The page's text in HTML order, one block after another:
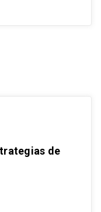
de